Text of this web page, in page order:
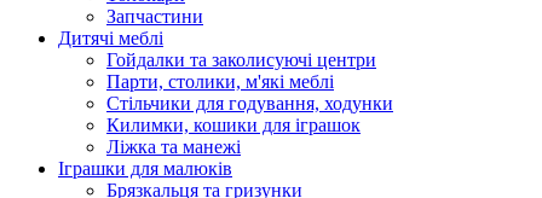
Запчастини
Дитячі меблі
Гойдалки та заколисуючі центри
Парти, столики, м'які меблі
Стільчики для годування, ходунки
Килимки, кошики для іграшок
Ліжка та манежі
Іграшки для малюків
Брязкальця та гризунки